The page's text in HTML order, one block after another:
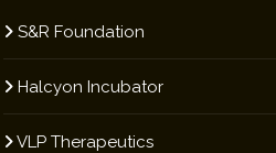
S&R Foundation
Halcyon Incubator
VLP Therapeutics